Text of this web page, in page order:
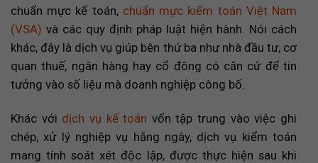
Lợi ích khi sử dụng dịch vụ kiểm toán chuyên
nghiệp
Bảng giá dịch vụ kiểm toán báo cáo tài chính
tham khảo
Yếu tố ảnh hưởng đến chi phí kiểm toán
Tiêu chí lựa chọn đơn vị kiểm toán uy tín
So sánh nhóm Big4 và công ty kiểm toán trong
nước
Những lưu ý quan trọng khi ký hợp đồng kiểm
toán
chuẩn mực kế toán, chuẩn mực kiểm toán Việt Nam
(VSA) và các quy định pháp luật hiện hành. Nói cách
khác, đây là dịch vụ giúp bên thứ ba như nhà đầu tư, cơ
quan thuế, ngân hàng hay cổ đông có căn cứ để tin
tưởng vào số liệu mà doanh nghiệp công bố.
Khác với dịch vụ kế toán vốn tập trung vào việc ghi
chép, xử lý nghiệp vụ hằng ngày, dịch vụ kiểm toán
mang tính soát xét độc lập, được thực hiện sau khi